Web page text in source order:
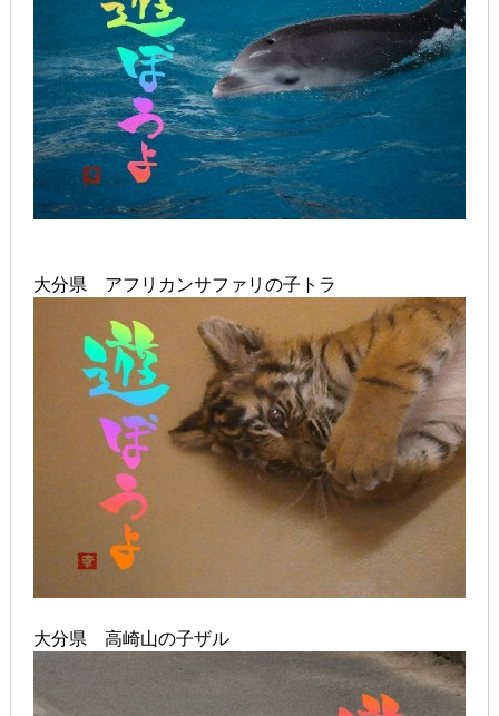
大分県 アフリカンサファリの子トラ
大分県 高崎山の子ザル